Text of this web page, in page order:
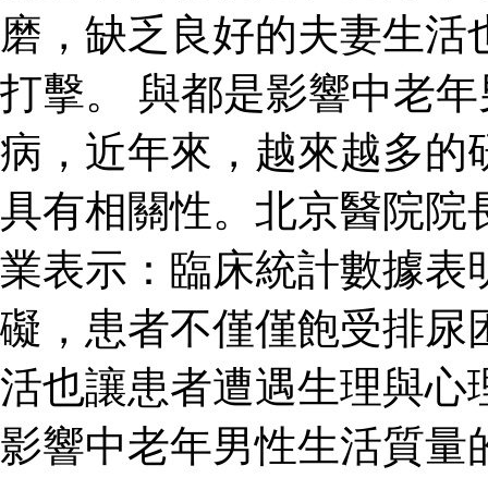
磨，缺乏良好的夫妻生
打擊。 與都是影響中老
病，近年來，越來越多的
具有相關性。北京醫院院
業表示：臨床統計數據表
礙，患者不僅僅飽受排尿
活也讓患者遭遇生理與
影響中老年男性生活質量